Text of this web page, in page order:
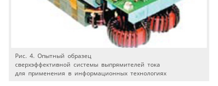
Рис. 4. Опытный образец
сверхэффективной системы выпрямителей тока
для применения в информационных технологиях